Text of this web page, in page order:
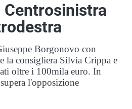
Borgonovo con
la consigliera Silvia Crippa e
oltre i 100mila euro. In
l'opposizione